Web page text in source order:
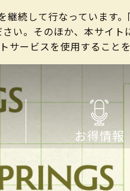
続して行なっています
い。そのほか、本サイ
ービスを使用することを
お得情報